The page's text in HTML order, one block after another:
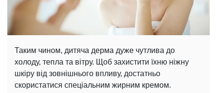
Таким чином, дитяча дерма дуже чутлива до
холоду, тепла та вітру. Щоб захистити їхню ніжну
шкіру від зовнішнього впливу, достатньо
скористатися спеціальним жирним кремом.